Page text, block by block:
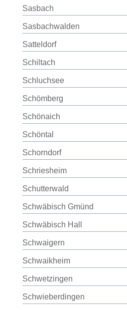
Sasbach
Sasbachwalden
Satteldorf
Schiltach
Schluchsee
Schömberg
Schönaich
Schöntal
Schorndorf
Schriesheim
Schutterwald
Schwäbisch Gmünd
Schwäbisch Hall
Schwaigern
Schwaikheim
Schwetzingen
Schwieberdingen